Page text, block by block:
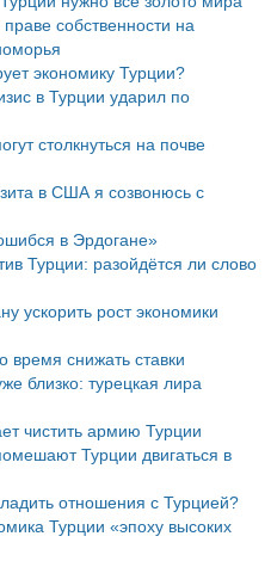
собственности на
экономику Турции?
в Турции ударил по
столкнуться на почве
в США я созвонюсь с
в Эрдогане»
Турции: разойдётся ли слово
ускорить рост экономики
время снижать ставки
близко: турецкая лира
чистить армию Турции
Турции двигаться в
отношения с Турцией?
Турции «эпоху высоких